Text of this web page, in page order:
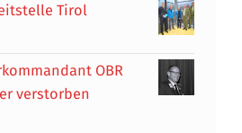
Tirol
OBR
verstorben